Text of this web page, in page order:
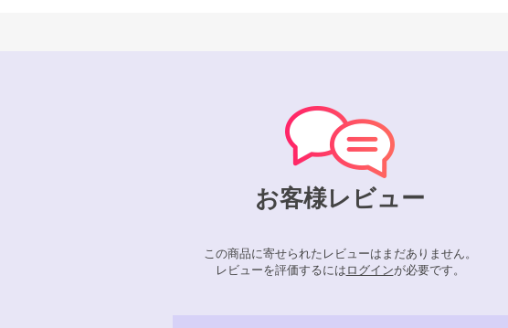
お客様レビュー
この商品に寄せられたレビューはまだありません。
レビューを評価するには ログインが必要です。